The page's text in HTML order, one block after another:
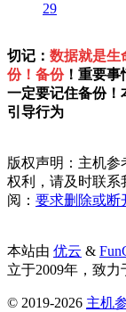
29
切记： 数据就是生
份！备份！重要事
一定要记住备份！
引导行为
版权声明：主机参
权利，请及时联系
阅： 要求删除或断
本站由 优云 &
立于2009年，致
© 2019-2026 主机